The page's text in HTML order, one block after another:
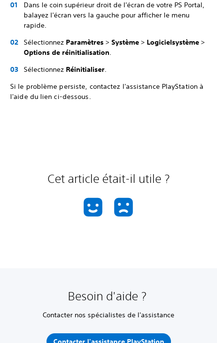
Dans le coin supérieur droit de l'écran de votre PS Portal,
balayez l'écran vers la gauche pour afficher le menu
rapide.
Sélectionnez Paramètres > Système > Logicielsystème >
Options de réinitialisation.
Sélectionnez Réinitialiser.
Si le problème persiste, contactez l'assistance PlayStation à
l'aide du lien ci-dessous.
Cet article était-il utile ?
Besoin d'aide ?
Contacter nos spécialistes de l'assistance